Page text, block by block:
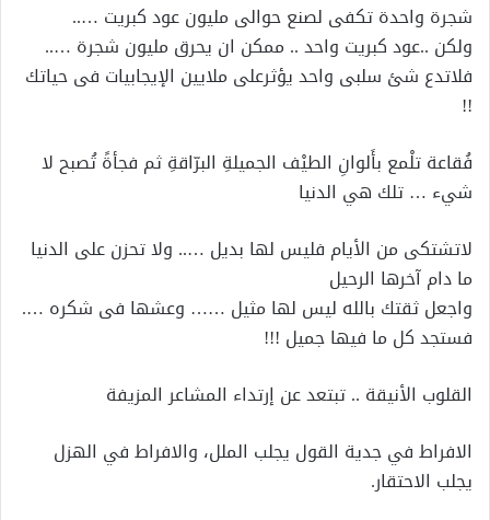
شجرة واحدة تكفى لصنع حوالى مليون عود كبريت …..
ولكن ..عود كبريت واحد .. ممكن ان يحرق مليون شجرة …..
فلاتدع شئ سلبى واحد يؤثرعلى ملايين الإيجابيات فى حياتك
!!
فُقاعة تلْمع بأَلوانِ الطيْف الجميلةِ البرّاقةِ ثم فجأةً تُصبح لا
شيء … تلك هي الدنيا
لاتشتكى من الأيام فليس لها بديل ….. ولا تحزن على الدنيا
ما دام آخرها الرحيل
واجعل ثقتك بالله ليس لها مثيل …… وعشها فى شكره ….
فستجد كل ما فيها جميل !!!
القلوب الأنيقة .. تبتعد عن إرتداء المشاعر المزيفة
الافراط في جدية القول يجلب الملل، والافراط في الهزل
يجلب الاحتقار.